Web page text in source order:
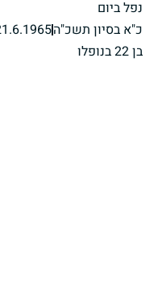
נפל ביום
כ"א בסיון תשכ"ה
בן 22 בנופלו